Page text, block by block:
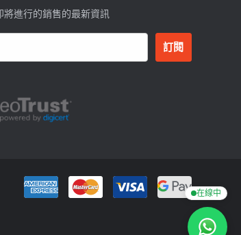
進行的銷售的最新資訊
在線中